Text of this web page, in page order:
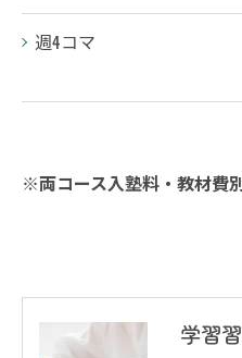
週4コマ
※両コース入塾料・教材費
学習